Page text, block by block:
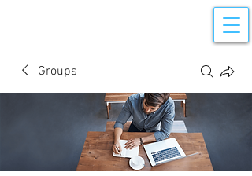
Groups